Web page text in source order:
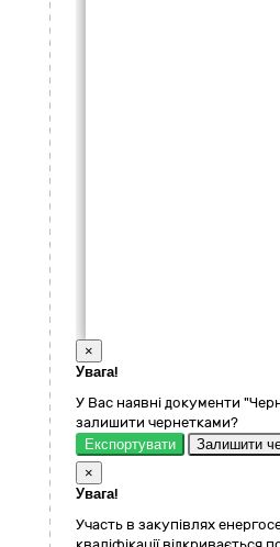
×
Увага!
У Вас наявні документи
залишити чернетками?
Експортувати
Залишити
×
Увага!
Участь в закупівлях